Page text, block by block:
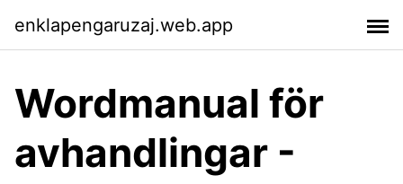
enklapengaruzaj.web.app
Wordmanual för
avhandlingar -